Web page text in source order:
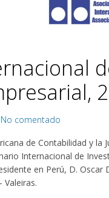
No comentado
de Contabilidad y la
Internacional de
en Perú, D. Oscar
Valeiras.